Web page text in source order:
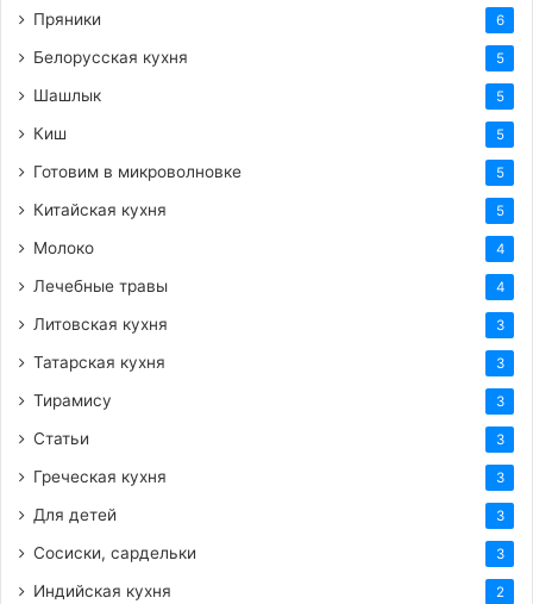
Пряники 6
Белорусская кухня 5
Шашлык 5
Киш 5
Готовим в микроволновке 5
Китайская кухня 5
Молоко 4
Лечебные травы 4
Литовская кухня 3
Татарская кухня 3
Тирамису 3
Статьи 3
Греческая кухня 3
Для детей 3
Сосиски, сардельки 3
Индийская кухня 2